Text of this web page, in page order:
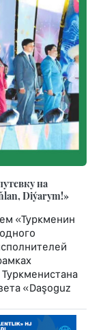
на
Diýarym!»
«Туркменин
«Daşoguz